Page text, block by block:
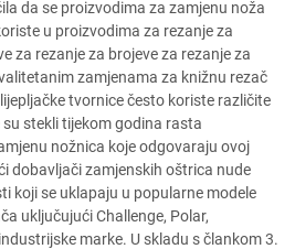
da se proizvodima za zamjenu noža
u proizvodima za rezanje za
za rezanje za brojeve za rezanje za
zamjenama za knižnu rezač
tvornice često koriste različite
stekli tijekom godina rasta
nožnica koje odgovaraju ovoj
dobavljači zamjenskih oštrica nude
koji se uklapaju u popularne modele
uključujući Challenge, Polar,
marke. U skladu s člankom 3.